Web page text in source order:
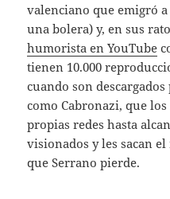
valenciano que emigró
una bolera) y, en sus
humorista en YouTube
tienen 10.000
cuando son
como Cabronazi, que
propias redes hasta
visionados y les sacan
que Serrano pierde.